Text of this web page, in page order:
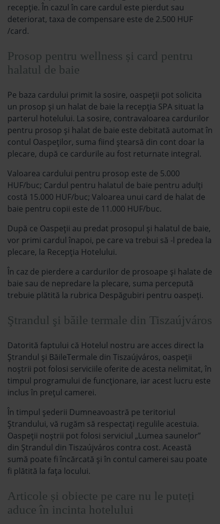
recepție. În cazul în care cardul este pierdut sau
deteriorat, taxa de compensare este de 2.500 HUF
/card.
Prosop pentru wellness și card pentru
halatul de baie
Pe baza cardului primit la sosire, oaspeții pot solicita
un prosop și un halat de baie la recepția SPA situat la
parterul hotelului. La sosire, contravaloarea cardurilor
pentru prosop și halat de baie este debitată automat în
contul Oaspeților, suma fiind ștearsă din cont doar la
plecare, după ce cardurile au fost returnate integral.
Valoarea cardului pentru prosop este de 5.000
HUF/buc; Cardul pentru halatul de baie pentru adulți
costă 15.000 HUF/buc; Valoarea unui card de halat de
baie pentru copii este de 11.000 HUF/buc.
După ce Oaspeţii au predat prosopul și halatul de baie,
vor primi cardul înapoi, pe care va trebui să -l predea la
plecare, la Recepția Hotelului.
În caz de pierdere a cardurilor de prosoape și halate de
baie sau de nepredare la plecare, suma percepută
trebuie plătită la rubrica Despăgubiri pentru oaspeți.
Ştrandul şi băile termale din Tiszaújváros
Datorită faptului că Hotelul nostru are acces direct la
Ștrandul și BăileTermale din Tiszaújváros, oaspeții
noștrii pot folosi serviciile oferite de acesta nelimitat, în
timpul programului de funcționare, iar acest lucru este
inclus în prețul camerei.
În timpul șederii Dumneavoastră pe teritoriul
Ștrandului, vă rugăm să respectați regulile acestuia.
Oaspeții noștrii pot folosi serviciul „Lumea saunelor”
din Ștrandul din Tiszaújváros contra cost. Această
sumă poate fi încărcată și în contul camerei sau poate
fi plătită la fața locului.
Articole și obiecte pe care nu le puteți
aduce în incinta hotelului